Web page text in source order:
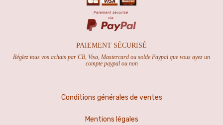
PAIEMENT SÉCURISÉ
Réglez tous vos achats par CB, Visa, Mastercard ou solde Paypal que vous ayez un
compte paypal ou non
Conditions générales de ventes
Mentions légales